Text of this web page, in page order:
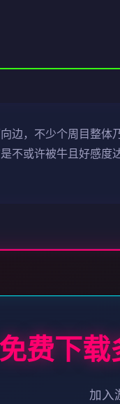
边，不少个周目整
不或许被牛且好感度
费下载
加入